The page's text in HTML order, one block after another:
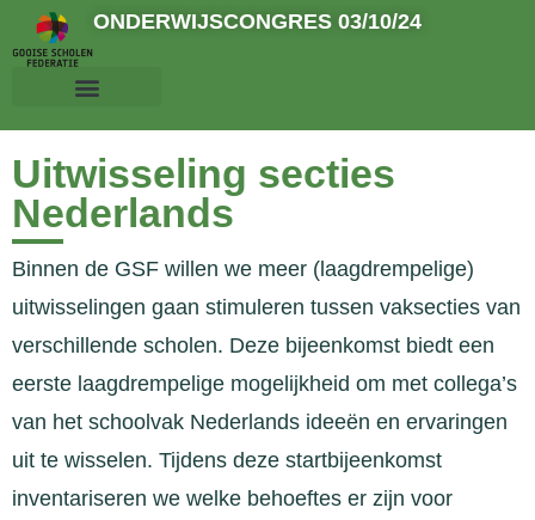
ONDERWIJSCONGRES 03/10/24
Uitwisseling secties
Nederlands
Binnen de GSF willen we meer (laagdrempelige)
uitwisselingen gaan stimuleren tussen vaksecties van
verschillende scholen. Deze bijeenkomst biedt een
eerste laagdrempelige mogelijkheid om met collega’s
van het schoolvak Nederlands ideeën en ervaringen
uit te wisselen. Tijdens deze startbijeenkomst
inventariseren we welke behoeftes er zijn voor